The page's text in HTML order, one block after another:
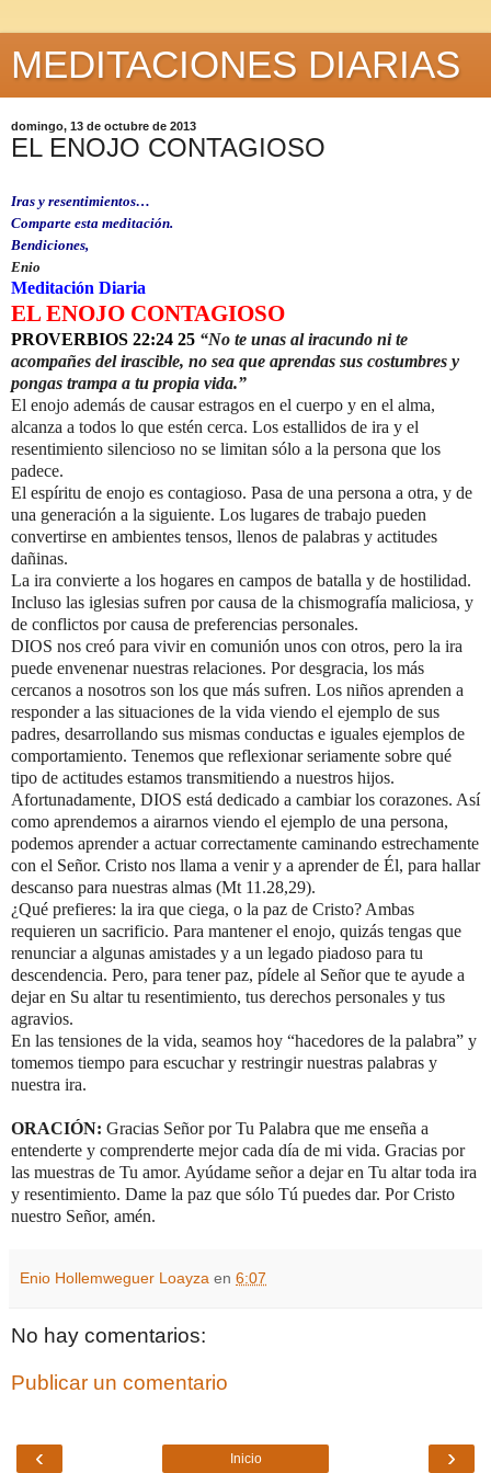
MEDITACIONES DIARIAS
domingo, 13 de octubre de 2013
EL ENOJO CONTAGIOSO
Iras y resentimientos…
Comparte esta meditación.
Bendiciones,
Enio
Meditación Diaria
EL ENOJO CONTAGIOSO
PROVERBIOS 22:24 25 “No te unas al iracundo ni te
acompañes del irascible, no sea que aprendas sus costumbres y
pongas trampa a tu propia vida.”
El enojo además de causar estragos en el cuerpo y en el alma,
alcanza a todos lo que estén cerca. Los estallidos de ira y el
resentimiento silencioso no se limitan sólo a la persona que los
padece.
El espíritu de enojo es contagioso. Pasa de una persona a otra, y de
una generación a la siguiente. Los lugares de trabajo pueden
convertirse en ambientes tensos, llenos de palabras y actitudes
dañinas.
La ira convierte a los hogares en campos de batalla y de hostilidad.
Incluso las iglesias sufren por causa de la chismografía maliciosa, y
de conflictos por causa de preferencias personales.
DIOS nos creó para vivir en comunión unos con otros, pero la ira
puede envenenar nuestras relaciones. Por desgracia, los más
cercanos a nosotros son los que más sufren. Los niños aprenden a
responder a las situaciones de la vida viendo el ejemplo de sus
padres, desarrollando sus mismas conductas e iguales ejemplos de
comportamiento. Tenemos que reflexionar seriamente sobre qué
tipo de actitudes estamos transmitiendo a nuestros hijos.
Afortunadamente, DIOS está dedicado a cambiar los corazones. Así
como aprendemos a airarnos viendo el ejemplo de una persona,
podemos aprender a actuar correctamente caminando estrechamente
con el Señor. Cristo nos llama a venir y a aprender de Él, para hallar
descanso para nuestras almas (Mt 11.28,29).
¿Qué prefieres: la ira que ciega, o la paz de Cristo? Ambas
requieren un sacrificio. Para mantener el enojo, quizás tengas que
renunciar a algunas amistades y a un legado piadoso para tu
descendencia. Pero, para tener paz, pídele al Señor que te ayude a
dejar en Su altartu resentimiento, tus derechos personales y tus
agravios.
En las tensiones de la vida, seamos hoy “hacedores de la palabra” y
tomemos tiempo para escuchar y restringir nuestras palabras y
nuestra ira.
ORACIÓN: Gracias Señor por Tu Palabra que me enseña a
entenderte y comprenderte mejor cada día de mi vida. Gracias por
las muestras de Tu amor. Ayúdame señor a dejar en Tu altar toda ira
y resentimiento. Dame la paz que sólo Tú puedes dar. Por Cristo
nuestro Señor, amén.
Enio Hollemweguer Loayza en 6:07
No hay comentarios:
Publicar un comentario
‹ ›
Inicio